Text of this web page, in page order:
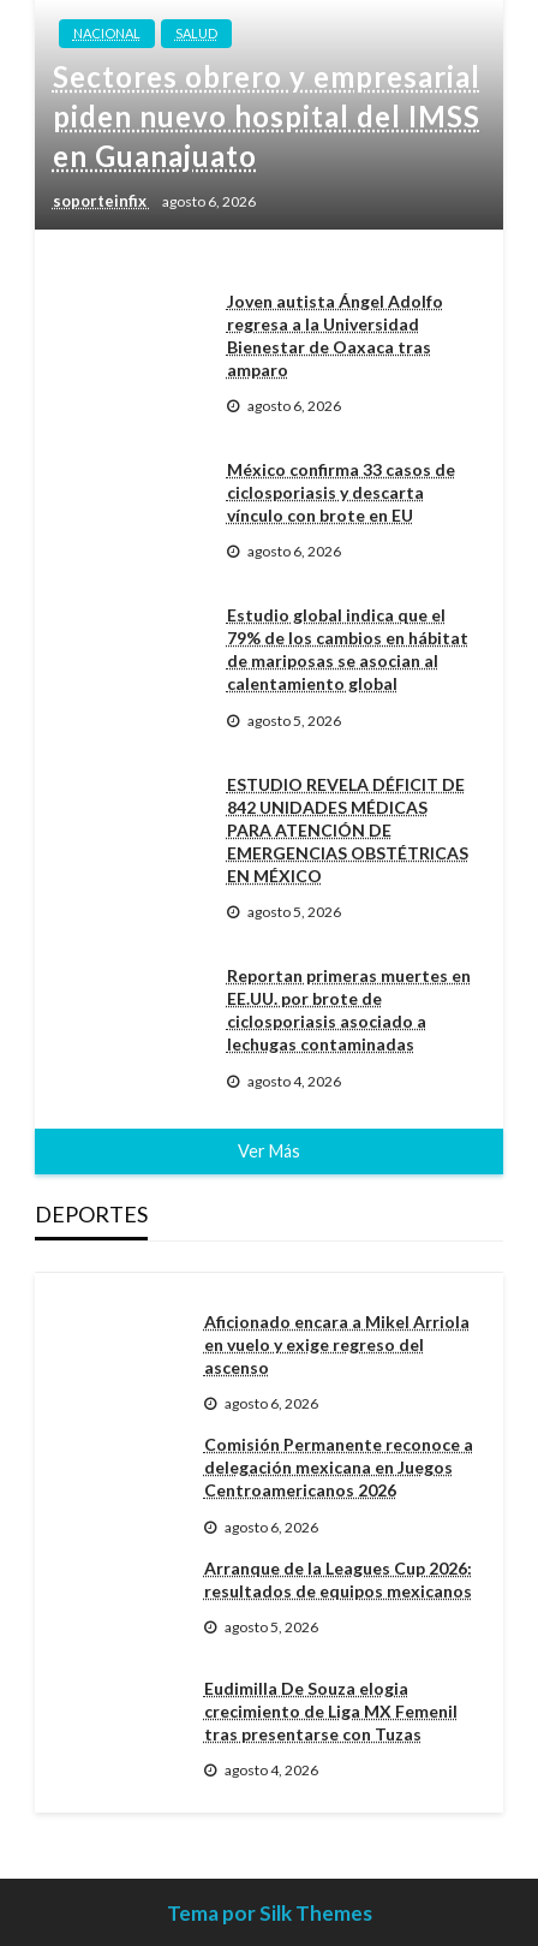
NACIONAL SALUD
Sectores obrero y empresarial
piden nuevo hospital del IMSS
en Guanajuato
soporteinfix agosto 6, 2026
Joven autista Ángel Adolfo
regresa a la Universidad
Bienestar de Oaxaca tras
amparo
agosto 6, 2026
México confirma 33 casos de
ciclosporiasis y descarta
vínculo con brote en EU
agosto 6, 2026
Estudio global indica que el
79% de los cambios en hábitat
de mariposas se asocian al
calentamiento global
agosto 5, 2026
ESTUDIO REVELA DÉFICIT DE
842 UNIDADES MÉDICAS
PARA ATENCIÓN DE
EMERGENCIAS OBSTÉTRICAS
EN MÉXICO
agosto 5, 2026
Reportan primeras muertes en
EE.UU. por brote de
ciclosporiasis asociado a
lechugas contaminadas
agosto 4, 2026
Ver Más
DEPORTES
Aficionado encara a Mikel Arriola
en vuelo y exige regreso del
ascenso
agosto 6, 2026
Comisión Permanente reconoce a
delegación mexicana en Juegos
Centroamericanos 2026
agosto 6, 2026
Arranque de la Leagues Cup 2026:
resultados de equipos mexicanos
agosto 5, 2026
Eudimilla De Souza elogia
crecimiento de Liga MX Femenil
tras presentarse con Tuzas
agosto 4, 2026
Tema por Silk Themes